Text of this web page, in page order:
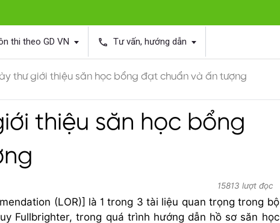
thi theo GD VN phone Tư vấn, hướng dẫn
thư giới thiệu săn học bổng đạt chuẩn và ấn tượng
thiệu săn học bổng
15813 lượt đọc
(LOR)] là 1 trong 3 tài liệu quan trọng trong bộ
Fullbrighter, trong quá trình hướng dẫn hồ sơ săn học